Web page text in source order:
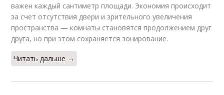
важен каждый сантиметр площади. Экономия происходит
за счет отсутствия двери и зрительного увеличения
пространства — комнаты становятся продолжением друг
друга, но при этом сохраняется зонирование.
Читать дальше →